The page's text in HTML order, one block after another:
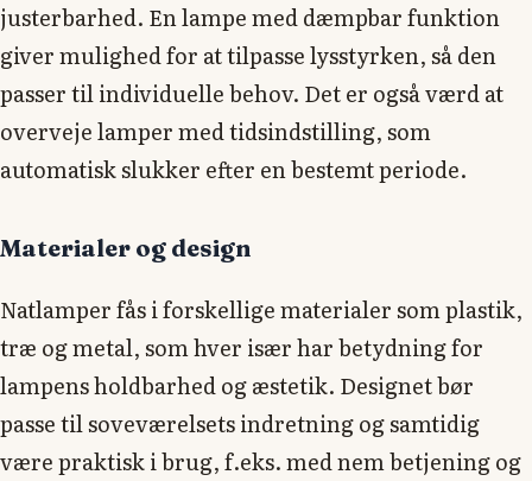
justerbarhed. En lampe med dæmpbar funktion
giver mulighed for at tilpasse lysstyrken, så den
passer til individuelle behov. Det er også værd at
overveje lamper med tidsindstilling, som
automatisk slukker efter en bestemt periode.
Materialer og design
Natlamper fås i forskellige materialer som plastik,
træ og metal, som hver især har betydning for
lampens holdbarhed og æstetik. Designet bør
passe til soveværelsets indretning og samtidig
være praktisk i brug, f.eks. med nem betjening og